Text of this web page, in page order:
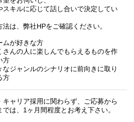
スキルに応じて話し合いで決定してい
法は、弊社HPをご確認ください。
ムが好きな方
さんの人に楽しんでもらえるものを作
方
なジャンルのシナリオに前向きに取り
方
キャリア採用に関わらず、ご応募から
では、1ヶ月間程度とお考え下さい。